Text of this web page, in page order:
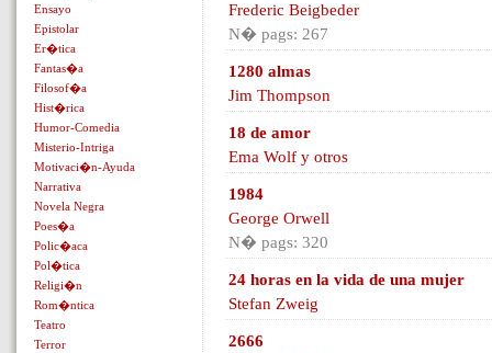
Frederic Beigbeder
N� pags: 267
1280 almas
Jim Thompson
18 de amor
Ema Wolf y otros
1984
George Orwell
N� pags: 320
24 horas en la vida de una mujer
Stefan Zweig
2666
Ensayo
Epistolar
Er�tica
Fantas�a
Filosof�a
Hist�rica
Humor-Comedia
Misterio-Intriga
Motivaci�n-Ayuda
Narrativa
Novela Negra
Poes�a
Polic�aca
Pol�tica
Religi�n
Rom�ntica
Teatro
Terror